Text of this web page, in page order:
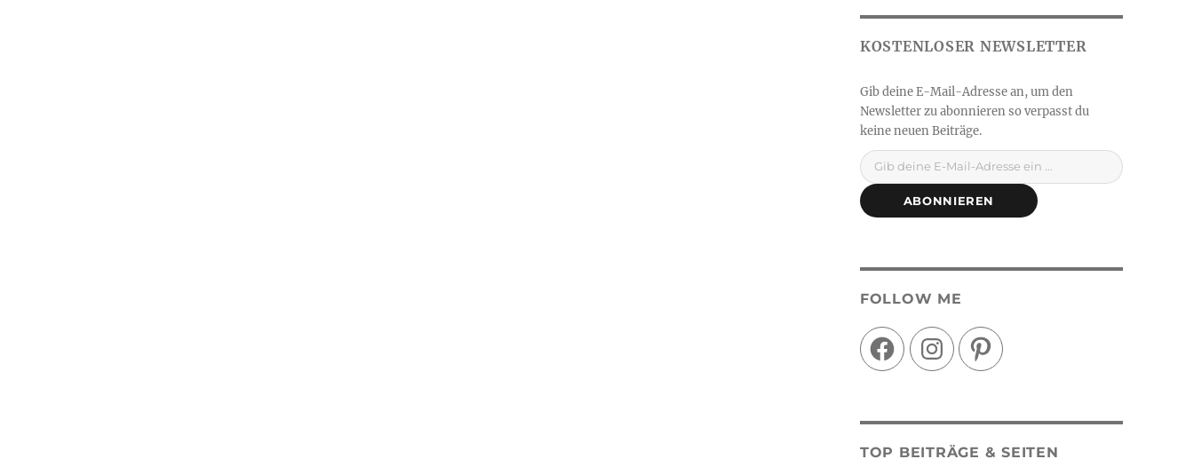
Gib deine E-Mail-Adresse ein ...
ABONNIEREN
FOLLOW ME
FacebookInstagramPinterest
TOP BEITRÄGE & SEITEN